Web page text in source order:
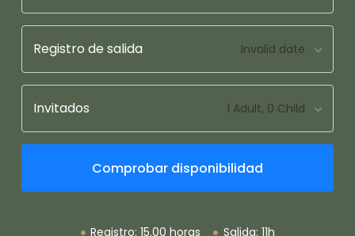
Registro de salida
Invitados
Comprobar disponibilidad
Registro: 15.00 horas Salida: 11h